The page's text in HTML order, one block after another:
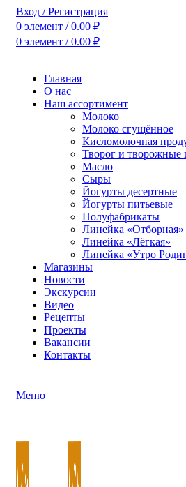
Вход / Регистрация
0 элемент / 0.00 ₽
0 элемент / 0.00 ₽
Главная
О нас
Наш ассортимент
Молоко
Молоко сгущённое
Кисломолочная
Творог и творожные
Масло
Сыры
Йогурты десертные
Йогурты питьевые
Полуфабрикаты
Линейка «Отборная»
Линейка «Лёгкая»
Линейка «Утро
Магазины
Новости
Экскурсии
Видео
Рецепты
Проекты
Вакансии
Контакты
Меню